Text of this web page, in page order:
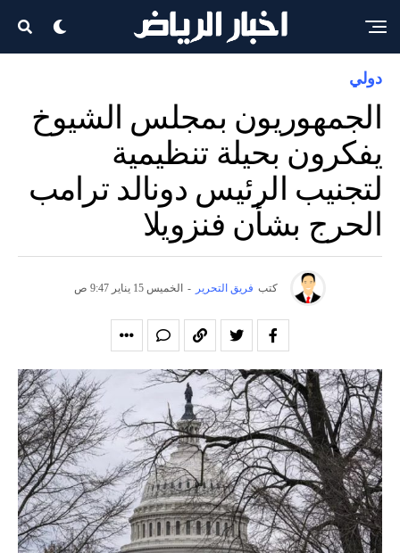
دولي
الجمهوريون بمجلس الشيوخ
يفكرون بحيلة تنظيمية
لتجنيب الرئيس دونالد ترامب
الحرج بشأن فنزويلا
كتب فريق التحرير - الخميس 15 يناير 9:47 ص